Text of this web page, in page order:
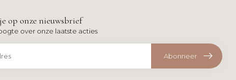
op onze nieuwsbrief
over onze laatste acties
Abonneer